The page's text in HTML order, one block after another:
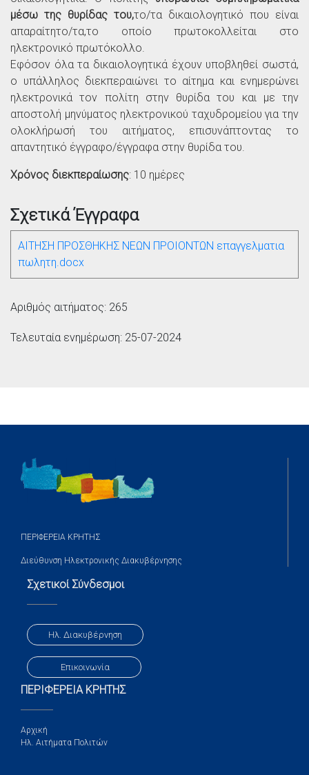
μέσω της θυρίδας του,το/τα δικαιολογητικό που είναι
απαραίτητο/τα,το οποίο πρωτοκολλείται στο
ηλεκτρονικό πρωτόκολλο.
Εφόσον όλα τα δικαιολογητικά έχουν υποβληθεί σωστά,
ο υπάλληλος διεκπεραιώνει το αίτημα και ενημερώνει
ηλεκτρονικά τον πολίτη στην θυρίδα του και με την
αποστολή μηνύματος ηλεκτρονικού ταχυδρομείου για την
ολοκλήρωσή του αιτήματος, επισυνάπτοντας το
απαντητικό έγγραφο/έγγραφα στην θυρίδα του.
Χρόνος διεκπεραίωσης: 10 ημέρες
Σχετικά Έγγραφα
ΑΙΤΗΣΗ ΠΡΟΣΘΗΚΗΣ ΝΕΩΝ ΠΡΟΙΟΝΤΩΝ επαγγελματια
πωλητη.docx
Αριθμός αιτήματος: 265
Τελευταία ενημέρωση: 25-07-2024
ΠΕΡΙΦΕΡΕΙΑ ΚΡΗΤΗΣ
Διεύθυνση Ηλεκτρονικής Διακυβέρνησης
Σχετικοί Σύνδεσμοι
Ηλ. Διακυβέρνηση
Επικοινωνία
ΠΕΡΙΦΕΡΕΙΑ ΚΡΗΤΗΣ
Αρχική
Ηλ. Αιτήματα Πολιτών